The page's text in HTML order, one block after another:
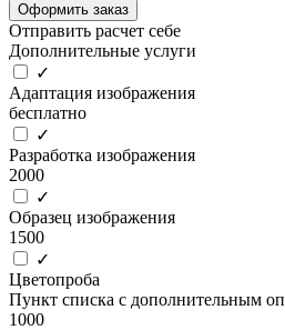
Оформить заказ
Отправить расчет себе
Дополнительные услуги
✓
Адаптация изображения
бесплатно
✓
Разработка изображения
2000
✓
Образец изображения
1500
✓
Цветопроба
Пункт списка с дополнительным
1000